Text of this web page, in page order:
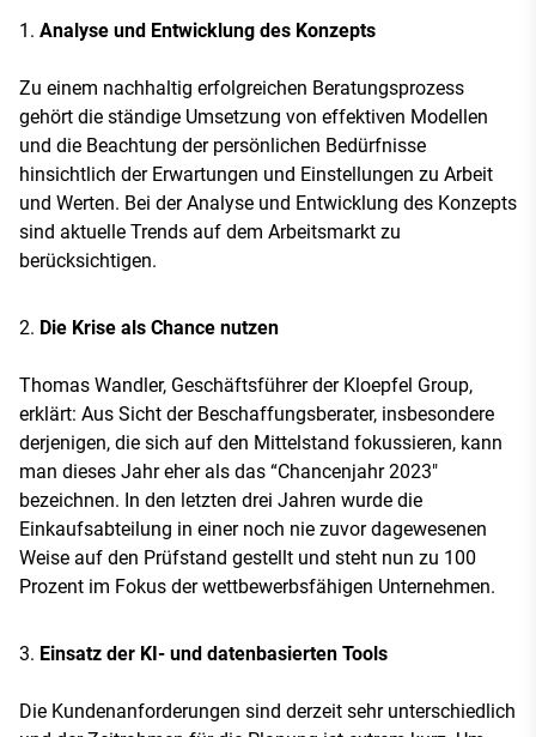
Analyse und Entwicklung des Konzepts
Zu einem nachhaltig erfolgreichen Beratungsprozess
gehört die ständige Umsetzung von effektiven Modellen
und die Beachtung der persönlichen Bedürfnisse
hinsichtlich der Erwartungen und Einstellungen zu Arbeit
und Werten. Bei der Analyse und Entwicklung des Konzepts
sind aktuelle Trends auf dem Arbeitsmarkt zu
berücksichtigen.
Die Krise als Chance nutzen
Thomas Wandler, Geschäftsführer der Kloepfel Group,
erklärt: Aus Sicht der Beschaffungsberater, insbesondere
derjenigen, die sich auf den Mittelstand fokussieren, kann
man dieses Jahr eher als das “Chancenjahr 2023"
bezeichnen. In den letzten drei Jahren wurde die
Einkaufsabteilung in einer noch nie zuvor dagewesenen
Weise auf den Prüfstand gestellt und steht nun zu 100
Prozent im Fokus der wettbewerbsfähigen Unternehmen.
Einsatz der KI- und datenbasierten Tools
Die Kundenanforderungen sind derzeit sehr unterschiedlich